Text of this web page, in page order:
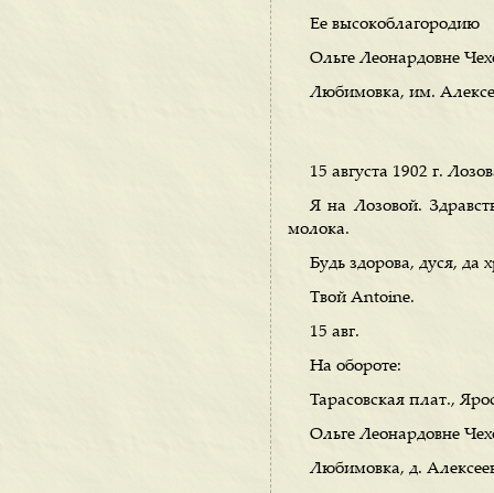
Ее высокоблагородию
Ольге Леонардовне
Любимовка, им.
15 августа 1902 г.
Я на Лозовой.
молока.
Будь здорова, дуся,
Твой Antoine.
15 авг.
На обороте:
Тарасовская плат.,
Ольге Леонардовне
Любимовка, д.